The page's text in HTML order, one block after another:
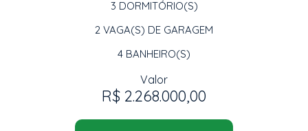
3 DORMITÓRIO(S)
2 VAGA(S) DE GARAGEM
4 BANHEIRO(S)
Valor
R$ 2.268.000,00